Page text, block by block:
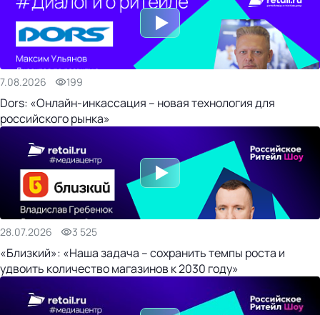
7.08.2026 199
Dors: «Онлайн-инкассация – новая технология для
российского рынка»
28.07.2026 3 525
«Близкий»: «Наша задача – сохранить темпы роста и
удвоить количество магазинов к 2030 году»